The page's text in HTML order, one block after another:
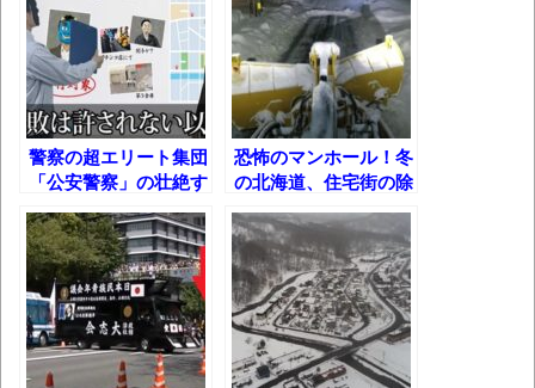
ｗ
新装版「ご冗談でしょう、ファインマンさ
ん（上）（下）」発売
【画像】整形で2400万円超えの美女、水着
グラビアに挑戦
進撃の巨人シーズン7 ファイナルシーズンの
感想
TBS「マツコの知らない世界」スタグル特
警察の超エリート集団
「公安警察」の壮絶す
ぎる日常とは!?
恐怖のマンホール！冬
の北海道、住宅街の除
雪事情とは？